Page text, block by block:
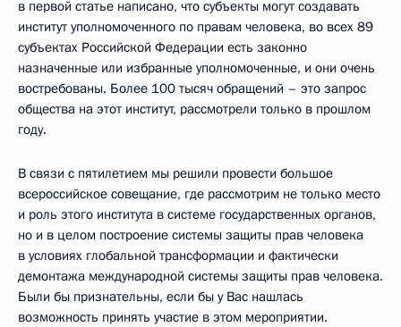
в первой статье написано, что субъекты могут создавать
институт уполномоченного по правам человека, во всех 89
субъектах Российской Федерации есть законно
назначенные или избранные уполномоченные, и они очень
востребованы. Более 100 тысяч обращений – это запрос
общества на этот институт, рассмотрели только в прошлом
году.
В связи с пятилетием мы решили провести большое
всероссийское совещание, где рассмотрим не только место
и роль этого института в системе государственных органов,
но и в целом построение системы защиты прав человека
в условиях глобальной трансформации и фактически
демонтажа международной системы защиты прав человека.
Были бы признательны, если бы у Вас нашлась
возможность принять участие в этом мероприятии.